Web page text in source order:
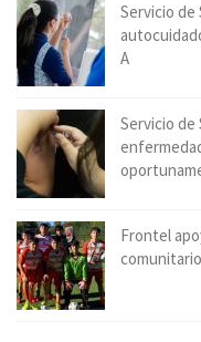
Servicio de
A
Servicio de
Frontel